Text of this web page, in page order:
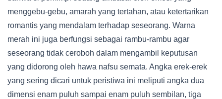
menggebu-gebu, amarah yang tertahan, atau ketertarikan
romantis yang mendalam terhadap seseorang. Warna
merah ini juga berfungsi sebagai rambu-rambu agar
seseorang tidak ceroboh dalam mengambil keputusan
yang didorong oleh hawa nafsu semata. Angka erek-erek
yang sering dicari untuk peristiwa ini meliputi angka dua
dimensi enam puluh sampai enam puluh sembilan, tiga